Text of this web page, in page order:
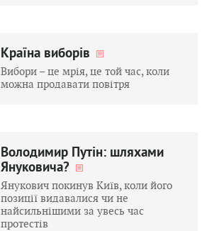
Країна виборів
Вибори – це мрія, це той час, коли
можна продавати повітря
Володимир Путін: шляхами
Януковича?
Янукович покинув Київ, коли його
позиції видавалися чи не
найсильнішими за увесь час
протестів